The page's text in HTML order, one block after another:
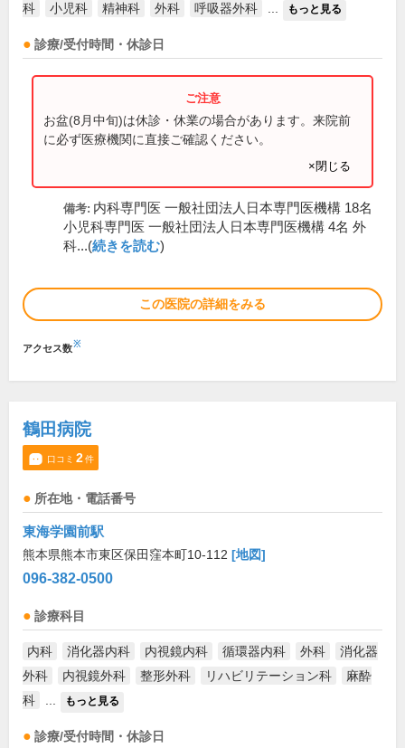
科
小児科 精神科 外科 呼吸器外科 もっと見る
診療/受付時間・休診日
お盆(8月中旬)は休診・休業の場合があります。来院前
に必ず医療機関に直接ご確認ください。
×閉じる
備考: 内科専門医 一般社団法人日本専門医機構 18名
小児科専門医 一般社団法人日本専門医機構 4名 外
科...(続きを読む)
この医院の詳細をみる
アクセス数※
鶴田病院
口コミ 2件
所在地・電話番号
東海学園前駅
熊本県熊本市東区保田窪本町10-112 [地図]
096-382-0500
診療科目
内科 消化器内科 内視鏡内科 循環器内科 外科
消化器
外科
内視鏡外科 整形外科 リハビリテーション科
麻酔
科
もっと見る
診療/受付時間・休診日